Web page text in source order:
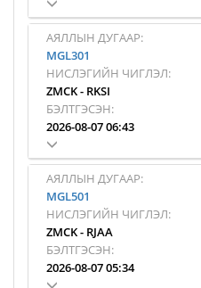
АЯЛЛЫН ДУГААР:
MGL301
НИСЛЭГИЙН ЧИГЛЭЛ:
ZMCK- RKSI
БЭЛТГЭСЭН:
2026-08-07 06:43
АЯЛЛЫН ДУГААР:
MGL501
НИСЛЭГИЙН ЧИГЛЭЛ:
ZMCK- RJAA
БЭЛТГЭСЭН:
2026-08-07 05:34